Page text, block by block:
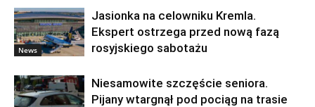
News
Jasionka na celowniku Kremla.
Ekspert ostrzega przed nową fazą
rosyjskiego sabotażu
Niesamowite szczęście seniora.
Pijany wtargnął pod pociąg na trasie